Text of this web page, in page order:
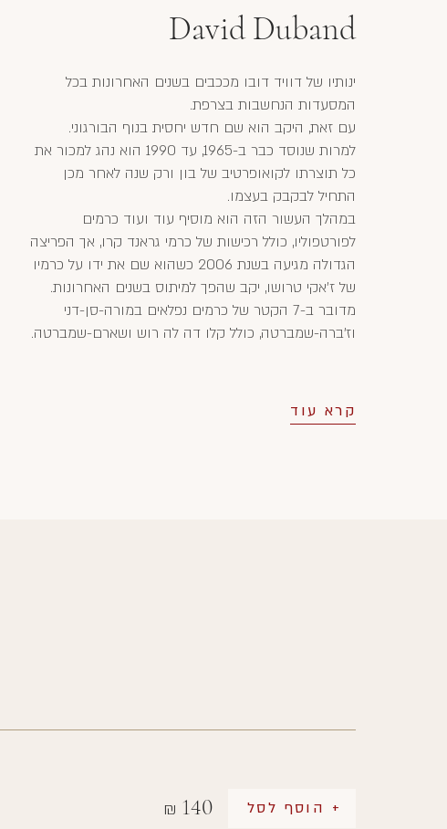
David Duband
ינותיו של דוויד דובו מככבים בשנים האחרונות בכל
המסעדות הנחשבות בצרפת.
עם זאת, היקב הוא שם חדש יחסית בנוף הבורגוני.
למרות שנוסד כבר ב-1965, עד 1990 הוא נהג למכור את
כל תוצרתו לקואופרטיב של בון ורק שנה לאחר מכן
התחיל לבקבק בעצמו.
במהלך העשור הזה הוא מוסיף עוד ועוד כרמים
לפורטפוליו, כולל רכישות של כרמי גראנד קרו, אך הפריצה
הגדולה מגיעה בשנת 2006 כשהוא שם את ידו על כרמיו
של ז'אקי טרושו, יקב שהפך למיתוס בשנים האחרונות.
מדובר ב-7 הקטר של כרמים נפלאים במורה-סן-דני
וז'ברה-שמברטה, כולל קלו דה לה רוש ושארם-שמברטה.
קרא עוד
₪ 140 + הוסף לסל